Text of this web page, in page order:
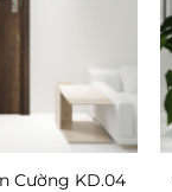
Cường KD.04